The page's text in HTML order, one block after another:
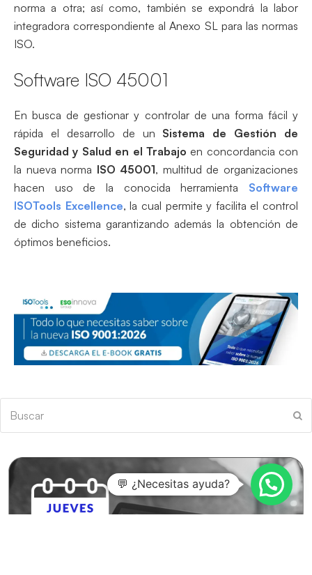
norma a otra; así como, también se expondrá la labor
integradora correspondiente al Anexo SL para las normas
ISO.
Software ISO 45001
En busca de gestionar y controlar de una forma fácil y
rápida el desarrollo de un Sistema de Gestión de
Seguridad y Salud en el Trabajo en concordancia con
la nueva norma ISO 45001, multitud de organizaciones
hacen uso de la conocida herramienta Software
ISOTools Excellence, la cual permite y facilita el control
de dicho sistema garantizando además la obtención de
óptimos beneficios.
💬 ¿Necesitas ayuda?